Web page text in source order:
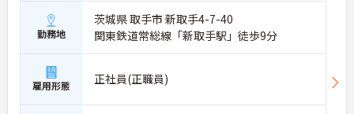
勤務地
茨城県 取手市 新取手4-7-40
関東鉄道常総線「新取手駅」徒歩9分
雇用形態 正社員(正職員)